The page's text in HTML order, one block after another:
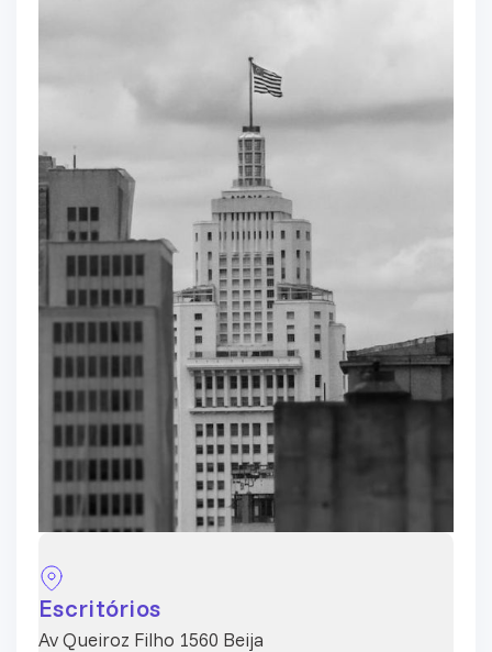
Escritórios
Av Queiroz Filho 1560 Beija